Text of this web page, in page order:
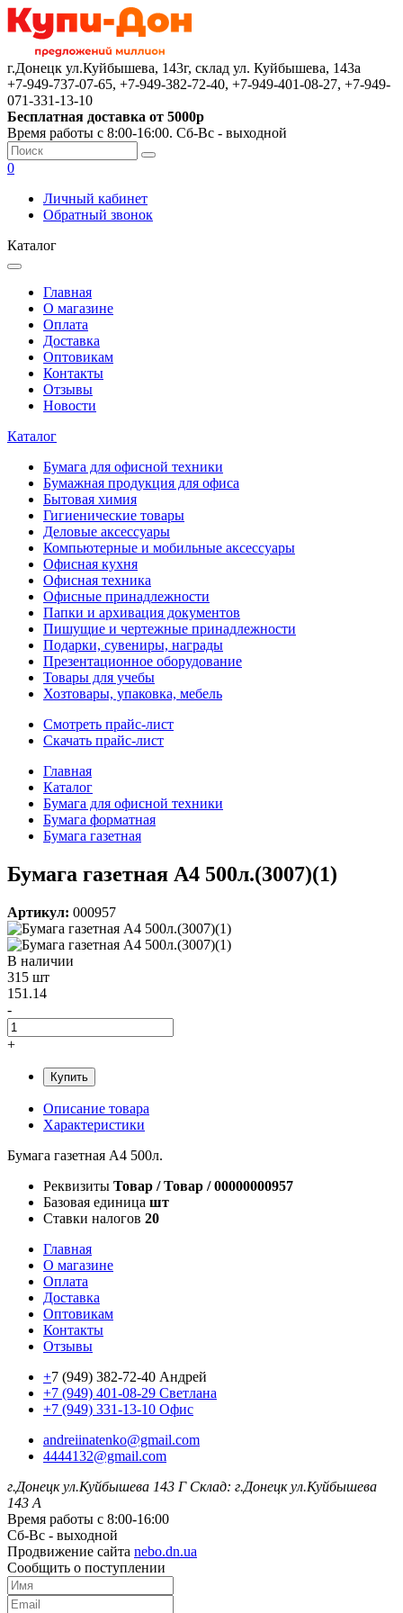
г.Донецк ул.Куйбышева, 143г, склад ул. Куйбышева, 143а
+7-949-737-07-65, +7-949-382-72-40, +7-949-401-08-27, +7-949-
071-331-13-10
Бесплатная доставка от 5000р
Время работы с 8:00-16:00. Сб-Вс - выходной
0
Личный кабинет
Обратный звонок
Каталог
Главная
О магазине
Оплата
Доставка
Оптовикам
Контакты
Отзывы
Новости
Каталог
Бумага для офисной техники
Бумажная продукция для офиса
Бытовая химия
Гигиенические товары
Деловые аксессуары
Компьютерные и мобильные аксессуары
Офисная кухня
Офисная техника
Офисные принадлежности
Папки и архивация документов
Пишущие и чертежные принадлежности
Подарки, сувениры, награды
Презентационное оборудование
Товары для учебы
Хозтовары, упаковка, мебель
Смотреть прайс-лист
Скачать прайс-лист
Главная
Каталог
Бумага для офисной техники
Бумага форматная
Бумага газетная
Бумага газетная А4 500л.(3007)(1)
Артикул: 000957
В наличии
315 шт
151.14
-
+
Купить
Описание товара
Характеристики
Бумага газетная А4 500л.
Реквизиты Товар / Товар / 00000000957
Базовая единица шт
Ставки налогов 20
Главная
О магазине
Оплата
Доставка
Оптовикам
Контакты
Отзывы
+7 (949) 382-72-40 Андрей
+7 (949) 401-08-29 Светлана
+7 (949) 331-13-10 Офис
andreiinatenko@gmail.com
4444132@gmail.com
г.Донецк ул.Куйбышева 143 Г Склад: г.Донецк ул.Куйбышева
143 А
Время работы с 8:00-16:00
Сб-Вс - выходной
Продвижение сайта nebo.dn.ua
Сообщить о поступлении